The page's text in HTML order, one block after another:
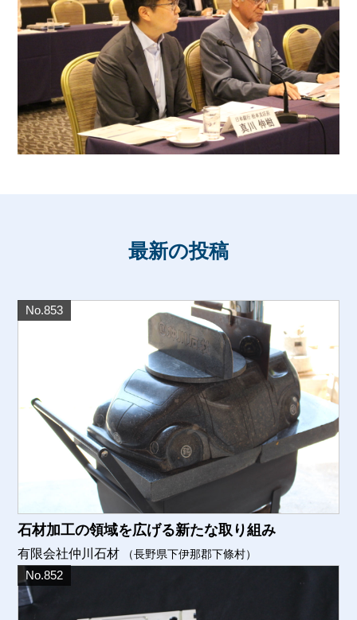
最新の投稿
No.853
石材加工の領域を広げる新たな取り組み
有限会社仲川石材 （長野県下伊那郡下條村）
No.852